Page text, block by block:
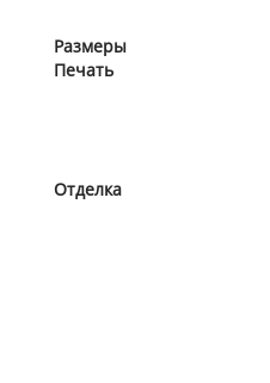
Размеры
Печать
Отделка